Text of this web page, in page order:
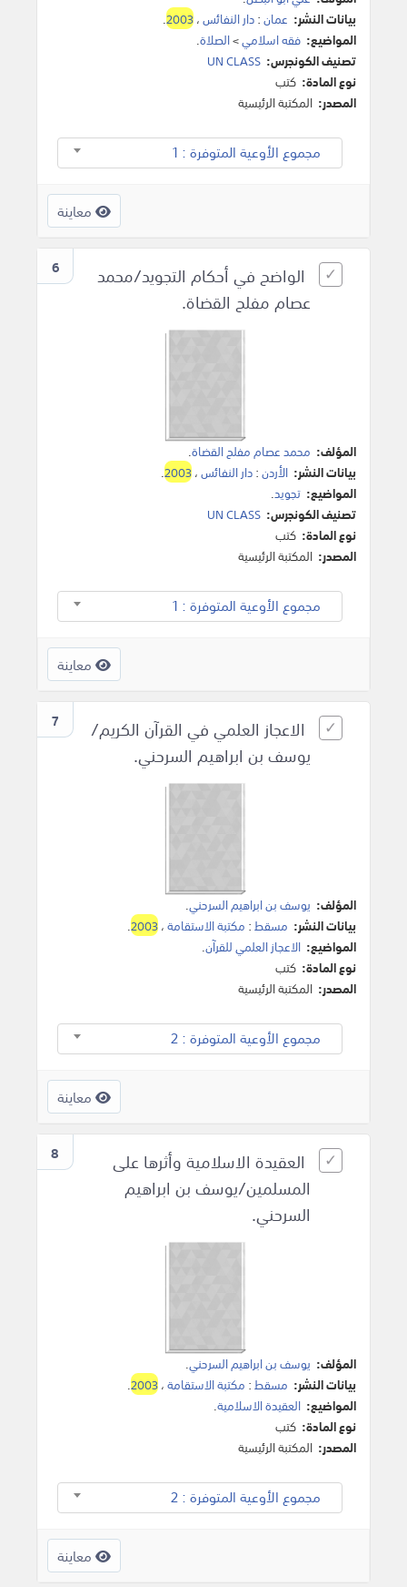
بيانات النشر: عمان:دار النفائس،2003
.
المواضيع: فقه اسلامي>الصلاة.
تصنيف الكونجرس: UN CLASS
نوع المادة: كتب
المصدر: المكتبة الرئيسية
مجموع الأوعية المتوفرة : 1
معاينة
6
الواضح في أحكام التجويد/محمد
عصام مفلح القضاة.
المؤلف: محمد عصام مفلح القضاة.
بيانات النشر: الأردن:دار النفائس،2003
.
المواضيع: تجويد.
تصنيف الكونجرس: UN CLASS
نوع المادة: كتب
المصدر: المكتبة الرئيسية
مجموع الأوعية المتوفرة : 1
معاينة
7
الاعجاز العلمي في القرآن الكريم/
يوسف بن ابراهيم السرحني.
المؤلف: يوسف بن ابراهيم السرحني.
بيانات النشر: مسقط: مكتبة الاستقامة،2003
.
المواضيع: الاعجاز العلمي للقرآن.
نوع المادة: كتب
المصدر: المكتبة الرئيسية
مجموع الأوعية المتوفرة : 2
معاينة
8
العقيدة الاسلامية وأثرها على
المسلمين/يوسف بن ابراهيم
السرحني.
المؤلف: يوسف بن ابراهيم السرحني.
بيانات النشر: مسقط: مكتبة الاستقامة،2003
.
المواضيع: العقيدة الاسلامية.
نوع المادة: كتب
المصدر: المكتبة الرئيسية
مجموع الأوعية المتوفرة : 2
معاينة